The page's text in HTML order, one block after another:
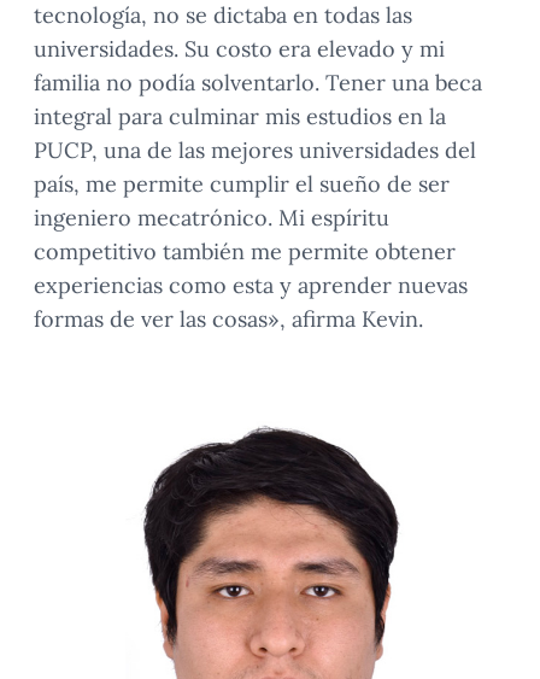
tecnología, no se dictaba en todas las
universidades. Su costo era elevado y mi
familia no podía solventarlo. Tener una beca
integral para culminar mis estudios en la
PUCP, una de las mejores universidades del
país, me permite cumplir el sueño de ser
ingeniero mecatrónico. Mi espíritu
competitivo también me permite obtener
experiencias como esta y aprender nuevas
formas de ver las cosas», afirma Kevin.